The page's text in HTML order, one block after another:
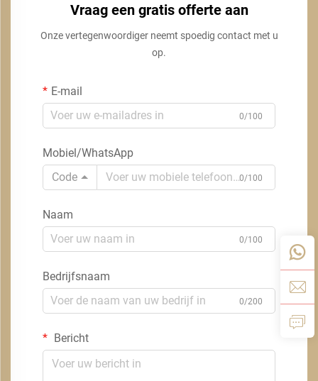
Vraag een gratis offerte aan
Onze vertegenwoordiger neemt spoedig contact met u
op.
E-mail
0/100
Mobiel/WhatsApp
Code
0/100
Naam
0/100
Bedrijfsnaam
0/200
Bericht